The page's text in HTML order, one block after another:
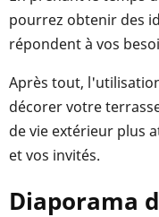
pourrez obtenir des
répondent à vos
Après tout,
décorer votre
de vie extérieur plus
et vos invités.
Diaporama